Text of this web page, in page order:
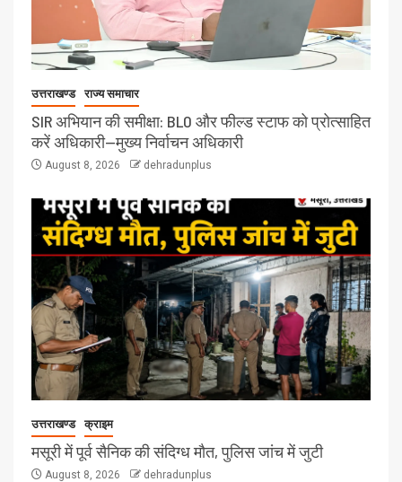
उत्तराखण्ड राज्य समाचार
SIR अभियान की समीक्षा: BLO और फील्ड स्टाफ को प्रोत्साहित
करें अधिकारी—मुख्य निर्वाचन अधिकारी
August 8, 2026 dehradunplus
उत्तराखण्ड क्राइम
मसूरी में पूर्व सैनिक की संदिग्ध मौत, पुलिस जांच में जुटी
August 8, 2026 dehradunplus